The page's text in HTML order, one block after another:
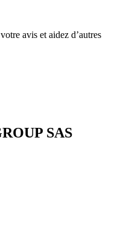
avis et aidez d’autres
SAS